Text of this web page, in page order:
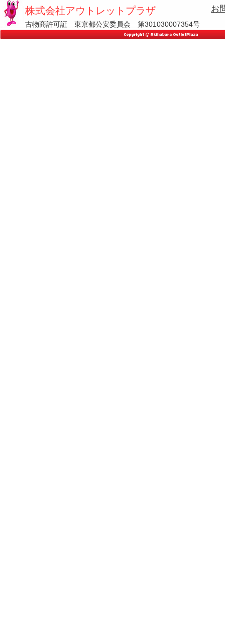
株式会社アウトレットプラザ
古物商許可証 東京都公安委員会 第301030007354号
お